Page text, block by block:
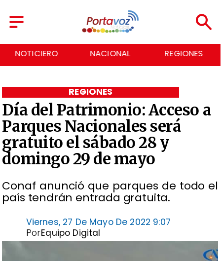
NACIONAL REGIONES ECONOMÍA
Día del Patrimonio: Acceso a
Parques Nacionales será
gratuito el sábado 28 y
domingo 29 de mayo
Conaf anunció que parques de todo el
país tendrán entrada gratuita.
REGIONES
Viernes, 27 De Mayo De 2022 9:07
Equipo Digital
Por